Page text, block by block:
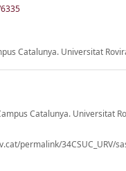
Catalunya. Universitat
Catalunya. Universitat
permalink/34CSUC_URV/